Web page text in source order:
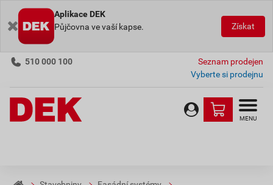
Aplikace DEK
Půjčovna ve vaší kapse.
Získat
510 000 100
Seznam prodejen
Vyberte si prodejnu
MENU